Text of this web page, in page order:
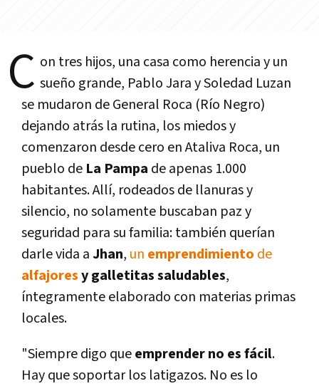
C on tres hijos, una casa como herencia y un
sueño grande, Pablo Jara y Soledad Luzan
se mudaron de General Roca (Río Negro)
dejando atrás la rutina, los miedos y
comenzaron desde cero en Ataliva Roca, un
pueblo de La Pampa de apenas 1.000
habitantes. Allí, rodeados de llanuras y
silencio, no solamente buscaban paz y
seguridad para su familia: también querían
darle vida aJhan, un emprendimiento de
alfajoresy galletitas saludables,
íntegramente elaborado con materias primas
locales.
"Siempre digo queemprender no es fácil.
Hay que soportar los latigazos. No es lo